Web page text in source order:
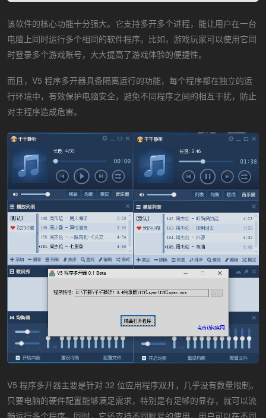
该软件的核心功能十分强大。它支持多开多个进程，能让用户在一台
电脑上同时运行多个相同的软件程序。比如，游戏玩家可以使用它同
时登录多个游戏账号，大大提高了游戏体验的便捷性。
而且，V5 程序多开器具备隔离运行的功能，每个程序都在独立的运
行环境中，有效保护电脑安全，避免不同程序之间的相互干扰，防止
对主程序造成危害。
V5 程序多开器主要是针对 32 位应用程序双开，几乎没有数量限制。
只要电脑的硬件配置能够满足需求，特别是有足够的显存，就可以流